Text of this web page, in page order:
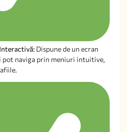
Dispune de un ecran
pot naviga prin meniuri intuitive,